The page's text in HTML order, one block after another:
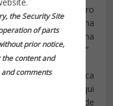
the Security Site
of parts
prior notice,
content and
comments
e que encerro
tranquila e a mesma
da mesma
primeiro-ministro.”
da República
do até aqui
Marcelo Rebelo de